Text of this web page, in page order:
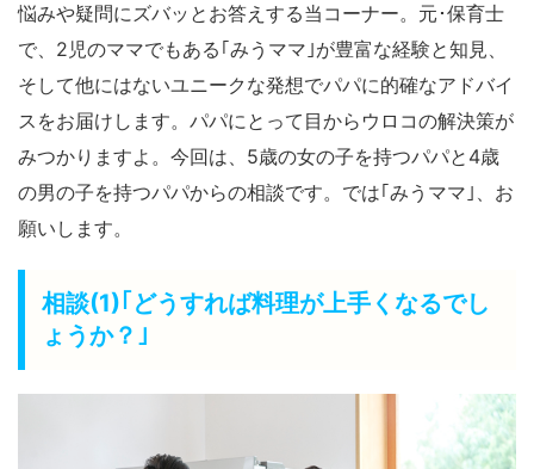
悩みや疑問にズバッとお答えする当コーナー。元･保育士
で、2児のママでもある｢みうママ｣が豊富な経験と知見、
そして他にはないユニークな発想でパパに的確なアドバイ
スをお届けします。パパにとって目からウロコの解決策が
みつかりますよ。今回は、5歳の女の子を持つパパと4歳
の男の子を持つパパからの相談です。では｢みうママ｣、お
願いします。
相談(1)｢どうすれば料理が上手くなるでし
ょうか？｣